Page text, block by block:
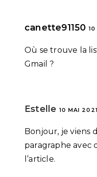
canette91150
Où se trouve la
Gmail ?
Estelle 10 MAI 2021
Bonjour, je viens
paragraphe avec
l’article.